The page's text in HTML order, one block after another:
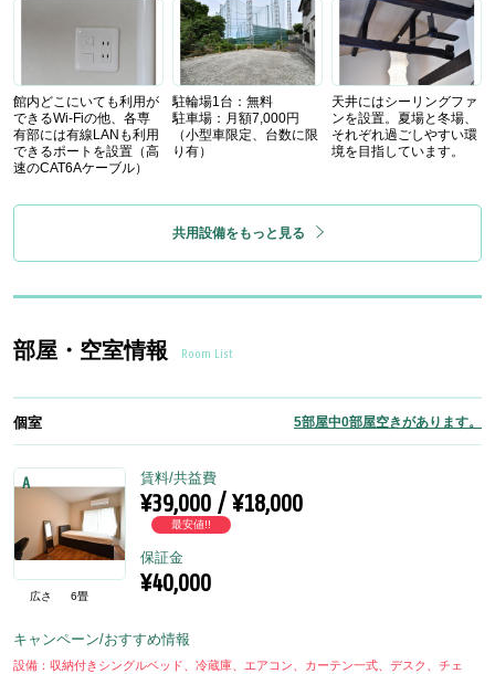
館内どこにいても利用が
できるWi-Fiの他、各専
有部には有線LANも利用
できるポートを設置（高
速のCAT6Aケーブル）
駐輪場1台：無料
駐車場：月額7,000円
（小型車限定、台数に限
り有）
天井にはシーリングファ
ンを設置。夏場と冬場、
それぞれ過ごしやすい環
境を目指しています。
共用設備をもっと見る
部屋・空室情報 Room List
個室 5部屋中0部屋空きがあります。
A
広さ 6畳
賃料/共益費
¥39,000 / ¥18,000
最安値!!
保証金
¥40,000
キャンペーン/おすすめ情報
設備：収納付きシングルベッド、冷蔵庫、エアコン、カーテン一式、デスク、チェ